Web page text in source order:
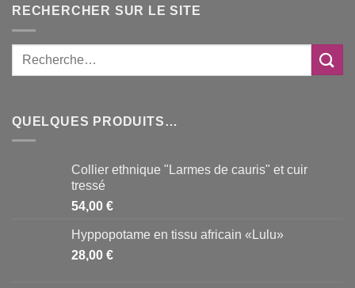
RECHERCHER SUR LE SITE
QUELQUES PRODUITS…
Collier ethnique "Larmes de cauris" et cuir
tressé
54,00 €
Hyppopotame en tissu africain «Lulu»
28,00 €